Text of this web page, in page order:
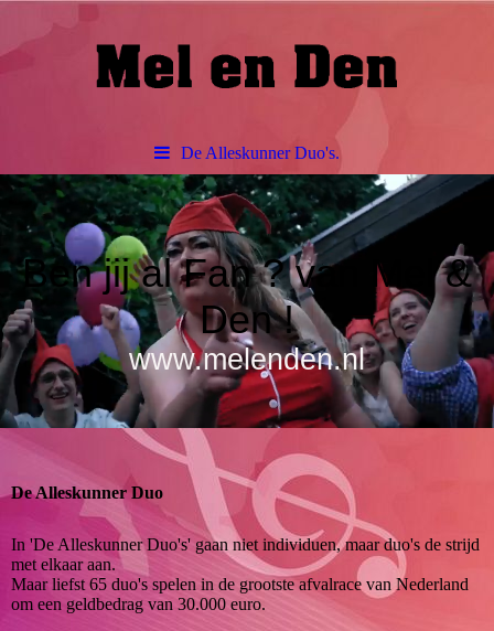
De Alleskunner Duo's.
Ben jij al Fan ? van Mel &
Den !
www.melenden.nl
De Alleskunner Duo
In 'De Alleskunner Duo's' gaan niet individuen, maar duo's de strijd
met elkaar aan.
Maar liefst 65 duo's spelen in de grootste afvalrace van Nederland
om een geldbedrag van 30.000 euro.